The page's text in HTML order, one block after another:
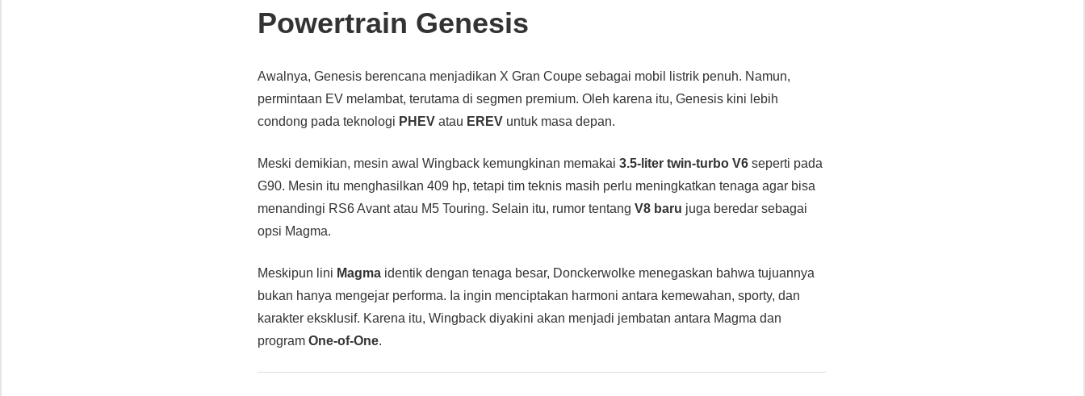
Powertrain Genesis
Awalnya, Genesis berencana menjadikan X Gran Coupe sebagai mobil listrik penuh. Namun,
permintaan EV melambat, terutama di segmen premium. Oleh karena itu, Genesis kini lebih
condong pada teknologi PHEV atau EREV untuk masa depan.
Meski demikian, mesin awal Wingback kemungkinan memakai3.5-liter twin-turbo V6 seperti pada
G90. Mesin itu menghasilkan 409 hp, tetapi tim teknis masih perlu meningkatkan tenaga agar bisa
menandingi RS6 Avant atau M5 Touring. Selain itu, rumor tentangV8 baru juga beredar sebagai
opsi Magma.
Meskipun lini Magma identik dengan tenaga besar, Donckerwolke menegaskan bahwa tujuannya
bukan hanya mengejar performa. Ia ingin menciptakan harmoni antara kemewahan, sporty, dan
karakter eksklusif. Karena itu, Wingback diyakini akan menjadi jembatan antara Magma dan
programOne-of-One.